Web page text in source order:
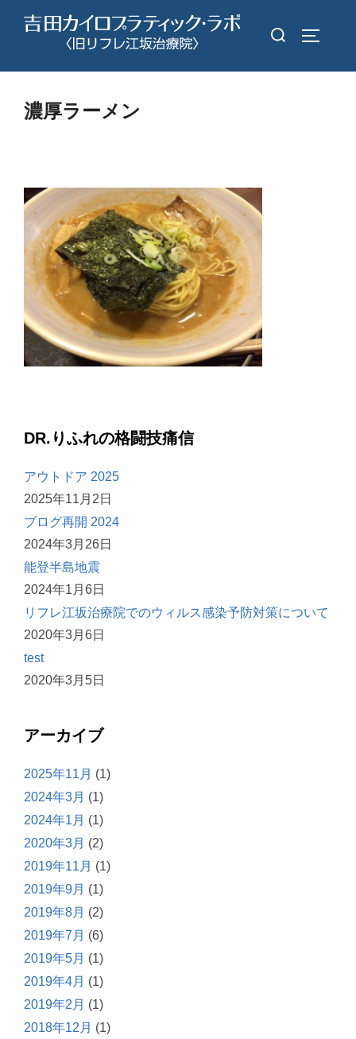
検
対
濃厚ラーメン
DR.りふれの格闘技痛信
アウトドア 2025
2025年11月2日
ブログ再開 2024
2024年3月26日
能登半島地震
2024年1月6日
リフレ江坂治療院でのウィルス感染予防対策について
2020年3月6日
test
2020年3月5日
アーカイブ
2025年11月 (1)
2024年3月 (1)
2024年1月 (1)
2020年3月 (2)
2019年11月 (1)
2019年9月 (1)
2019年8月 (2)
2019年7月 (6)
2019年5月 (1)
2019年4月 (1)
2019年2月 (1)
2018年12月 (1)